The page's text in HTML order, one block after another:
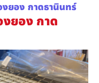
งยอง กาดธานินทร์
งยอง กาด